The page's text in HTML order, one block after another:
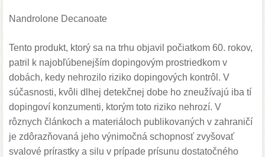
Nandrolone Decanoate
Tento produkt, ktorý sa na trhu objavil počiatkom 60. rokov,
patril k najobľúbenejším dopingovým prostriedkom v
dobách, kedy nehrozilo riziko dopingových kontrôl. V
súčasnosti, kvôli dlhej detekčnej dobe ho zneužívajú iba tí
dopingoví konzumenti, ktorým toto riziko nehrozí. V
rôznych článkoch a materiáloch publikovaných v zahraničí
je zdôrazňovaná jeho výnimočná schopnosť zvyšovať
svalové prírastky a silu v prípade prísunu dostatočného